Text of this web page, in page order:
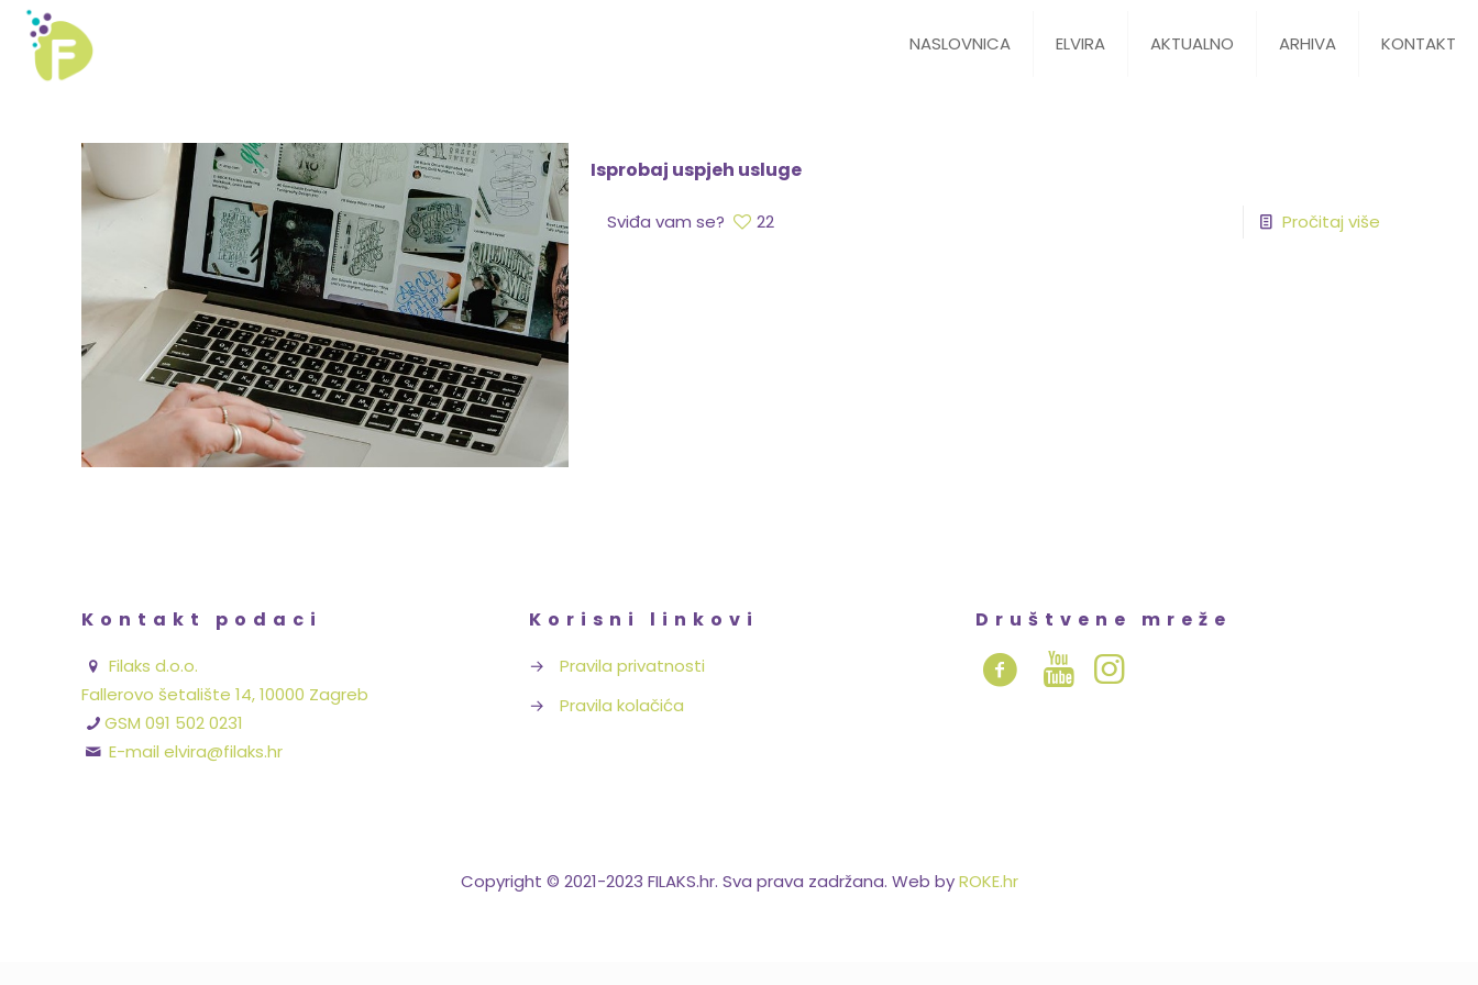
NASLOVNICA ELVIRA AKTUALNO ARHIVA KONTAKT
Isprobaj uspjeh usluge
Sviđa vam se? 22 Pročitaj više
Kontakt podaci
Filaks d.o.o.
Fallerovo šetalište 14, 10000 Zagreb
GSM 091 502 0231
E-mail elvira@filaks.hr
Korisni linkovi
→
Pravila privatnosti
→
Pravila kolačića
Društvene mreže
Copyright © 2021-2023 FILAKS.hr. Sva prava zadržana. Web byROKE.hr